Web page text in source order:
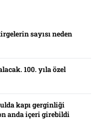
sayısı neden
100. yıla özel
kapı gerginliği
anda içeri girebildi